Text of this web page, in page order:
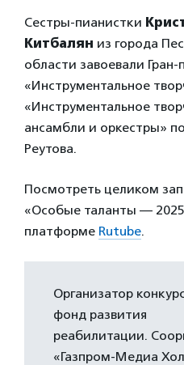
Сестры-пианистки
Китбалян из города
области завоевали
«Инструментальное
«Инструментальное
ансамбли и оркестры»
Реутова.
Посмотреть целиком
«Особые таланты —
платформе Rutube.
Организатор
фонд развития
реабилитации.
«Газпром-Медиа